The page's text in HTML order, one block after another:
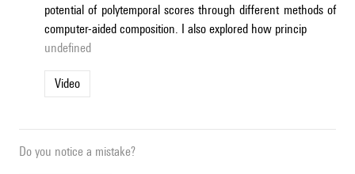
potential of polytemporal scores through different methods of
computer-aided composition. I also explored how princip
undefined
Video
Do you notice a mistake?